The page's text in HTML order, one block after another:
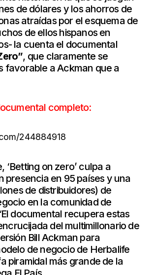
de dólares y los ahorros de
atraídas por el esquema de
de ellos hispanos en
la cuenta el documental
, que claramente se
favorable a Ackman que a
completo:
244884918
‘Betting on zero’ culpa a
presencia en 95 países y una
de distribuidores) de
en la comunidad de
documental recupera estas
del multimillonario de
Bill Ackman para
de negocio de Herbalife
piramidal más grande de la